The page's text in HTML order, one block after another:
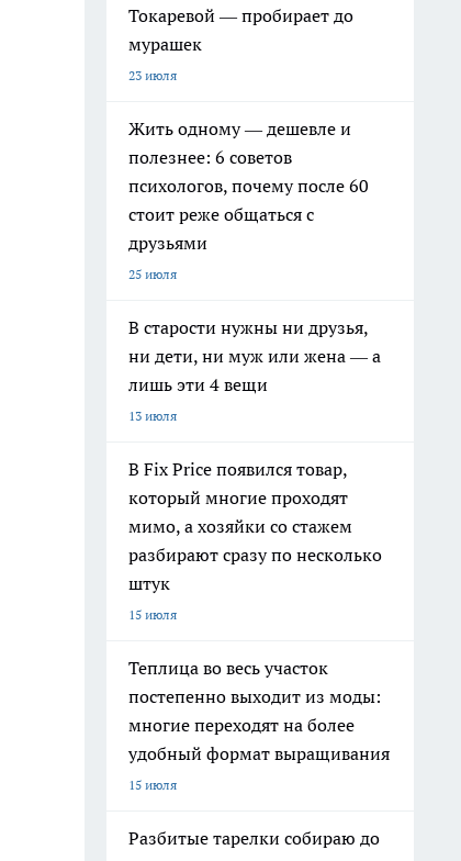
Токаревой — пробирает до
мурашек
23 июля
Жить одному — дешевле и
полезнее: 6 советов
психологов, почему после 60
стоит реже общаться с
друзьями
25 июля
В старости нужны ни друзья,
ни дети, ни муж или жена — а
лишь эти 4 вещи
13 июля
В Fix Price появился товар,
который многие проходят
мимо, а хозяйки со стажем
разбирают сразу по несколько
штук
15 июля
Теплица во весь участок
постепенно выходит из моды:
многие переходят на более
удобный формат выращивания
15 июля
Разбитые тарелки собираю до